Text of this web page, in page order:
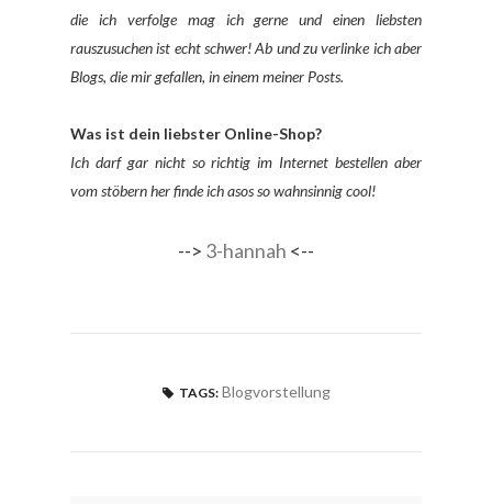
die ich verfolge mag ich gerne und einen liebsten
rauszusuchen ist echt schwer! Ab und zu verlinke ich aber
Blogs, die mir gefallen, in einem meiner Posts.
Was ist dein liebster Online-Shop?
Ich darf gar nicht so richtig im Internet bestellen aber
vom stöbern her finde ich asos so wahnsinnig cool!
--> 3-hannah <--
TAGS: Blogvorstellung